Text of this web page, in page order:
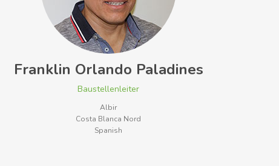
Franklin Orlando Paladines
Baustellenleiter
Albir
Costa Blanca Nord
Spanish